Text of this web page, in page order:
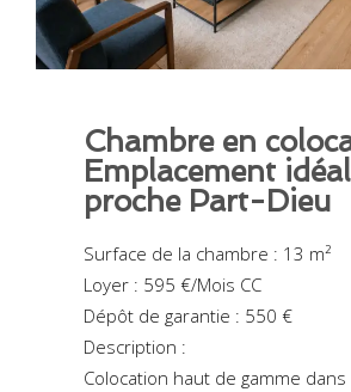
Chambre en
Emplacement idéal
proche Part-Dieu
Surface de la chambre : 13 m²
Loyer : 595 €/Mois CC
Dépôt de garantie : 550 €
Description :
Colocation haut de gamme dans